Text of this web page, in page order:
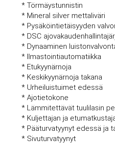
* Törmäystunnistin
* Mineral silver mettaliväri
* Pysäköintietäisyyden
* DSC
* Dynaaminen
* Ilmastointiautomatiikka
* Etukyynärnoja
* Keskikyynärnoja takana
* Urheiluistuimet edessä
* Ajotietokone
* Lämmitettävät tuulilasin
* Kuljettajan ja
* Pääturvatyynyt edessä ja
* Sivuturvatyynyt